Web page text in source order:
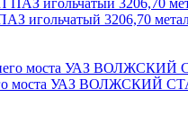
игольчатый 3206,70
моста УАЗ ВОЛЖСКИЙ